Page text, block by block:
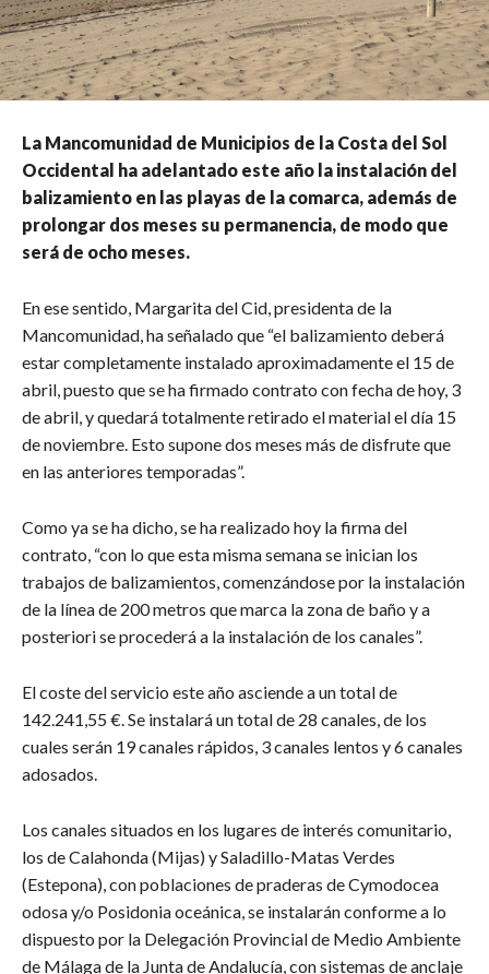
La Mancomunidad de Municipios de la Costa del Sol
Occidental ha adelantado este año la instalación del
balizamiento en las playas de la comarca, además de
prolongar dos meses su permanencia, de modo que
será de ocho meses.
En ese sentido, Margarita del Cid, presidenta de la
Mancomunidad, ha señalado que “el balizamiento deberá
estar completamente instalado aproximadamente el 15 de
abril, puesto que se ha firmado contrato con fecha de hoy, 3
de abril, y quedará totalmente retirado el material el día 15
de noviembre. Esto supone dos meses más de disfrute que
en las anteriores temporadas”.
Como ya se ha dicho, se ha realizado hoy la firma del
contrato, “con lo que esta misma semana se inician los
trabajos de balizamientos, comenzándose por la instalación
de la línea de 200 metros que marca la zona de baño y a
posteriori se procederá a la instalación de los canales”.
El coste del servicio este año asciende a un total de
142.241,55 €. Se instalará un total de 28 canales, de los
cuales serán 19 canales rápidos, 3 canales lentos y 6 canales
adosados.
Los canales situados en los lugares de interés comunitario,
los de Calahonda (Mijas) y Saladillo-Matas Verdes
(Estepona), con poblaciones de praderas de Cymodocea
odosa y/o Posidonia oceánica, se instalarán conforme a lo
dispuesto por la Delegación Provincial de Medio Ambiente
de Málaga de la Junta de Andalucía, con sistemas de anclaje